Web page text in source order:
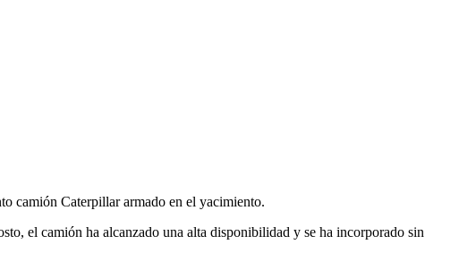
camión Caterpillar armado en el yacimiento.
el camión ha alcanzado una alta disponibilidad y se ha incorporado sin